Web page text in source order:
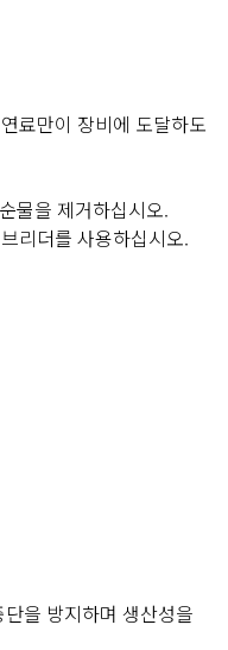
료만이 장비에 도달하도
물을 제거하십시오.
리더를 사용하십시오.
을 방지하며 생산성을